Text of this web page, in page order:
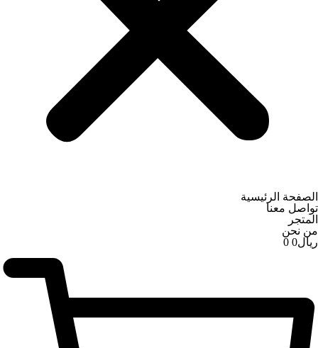
الصفحة الرئيسية
تواصل معنا
المتجر
من نحن
ریال0
0